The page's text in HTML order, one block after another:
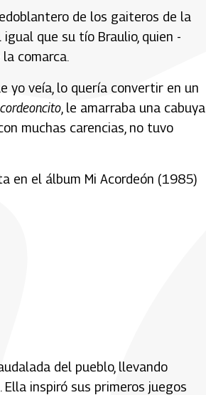
de los gaiteros de la
igual que su tío Braulio, quien -
comarca.
yo veía, lo quería convertir en un
, le amarraba una cabuya
muchas carencias, no tuvo
en el álbum Mi Acordeón (1985)
del pueblo, llevando
inspiró sus primeros juegos